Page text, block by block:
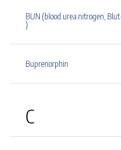
BUN (blood urea nitrogen,
)
Buprenorphin
C